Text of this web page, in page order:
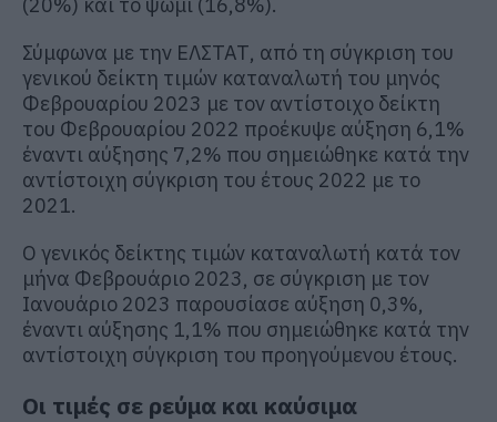
Σύμφωνα με την ΕΛΣΤΑΤ, από τη σύγκριση του
γενικού δείκτη τιμών καταναλωτή του μηνός
Φεβρουαρίου 2023 με τον αντίστοιχο δείκτη
του Φεβρουαρίου 2022 προέκυψε αύξηση 6,1%
έναντι αύξησης 7,2% που σημειώθηκε κατά την
αντίστοιχη σύγκριση του έτους 2022 με το
2021.
Ο γενικός δείκτης τιμών καταναλωτή κατά τον
μήνα Φεβρουάριο 2023, σε σύγκριση με τον
Ιανουάριο 2023 παρουσίασε αύξηση 0,3%,
έναντι αύξησης 1,1% που σημειώθηκε κατά την
αντίστοιχη σύγκριση του προηγούμενου έτους.
Οι τιμές σε ρεύμα και καύσιμα